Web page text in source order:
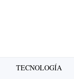
TECNOLOGÍA
Classic